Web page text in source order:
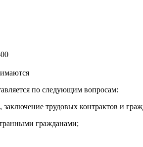
по следующим вопросам:
заключение трудовых контрактов и
гражданами;